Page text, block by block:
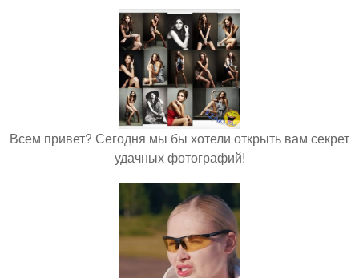
Всем привет? Сегодня мы бы хотели открыть вам секрет
удачных фотографий!